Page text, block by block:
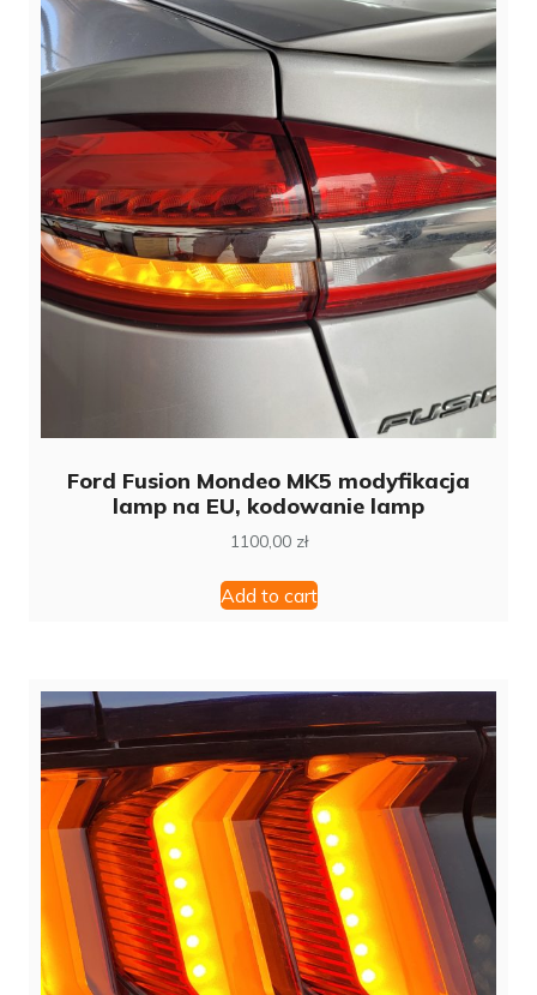
Ford Fusion Mondeo MK5 modyfikacja
lamp na EU, kodowanie lamp
1100,00 zł
Add to cart